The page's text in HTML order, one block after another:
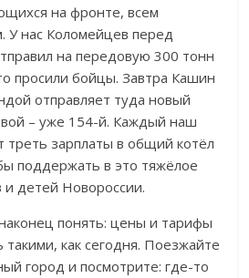
на фронте, всем
У нас Коломейцев перед
на передовую 300 тонн
просили бойцы. Завтра Кашин
отправляет туда новый
– уже 154-й. Каждый наш
треть зарплаты в общий котёл
поддержать в это тяжёлое
детей Новороссии.
понять: цены и тарифы
такими, как сегодня. Поезжайте
город и посмотрите: где-то